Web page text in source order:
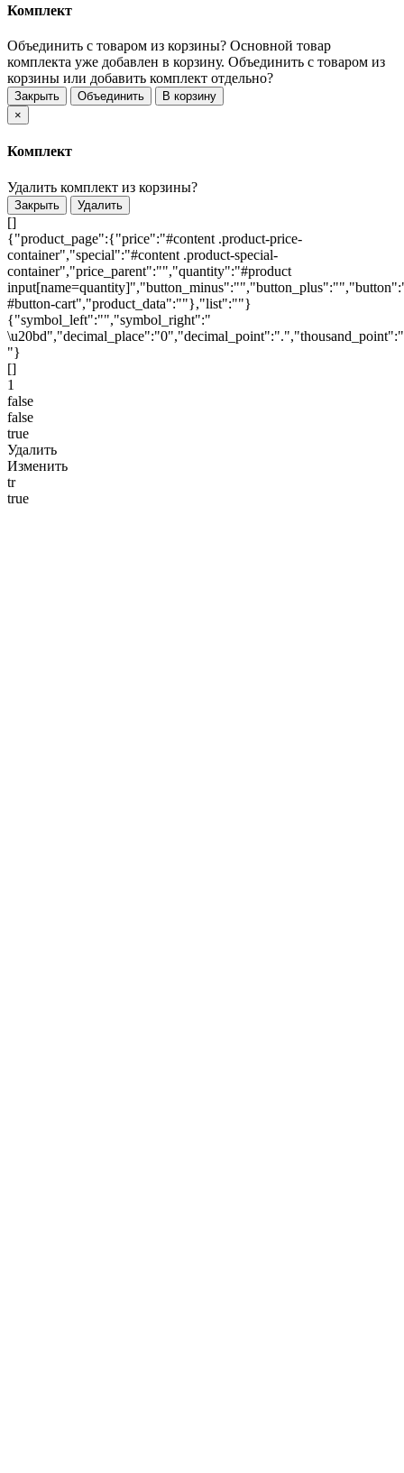
Комплект
Объединить с товаром из корзины? Основной товар
комплекта уже добавлен в корзину. Объединить с товаром из
корзины или добавить комплект отдельно?
Закрыть Объединить
В корзину
×
Комплект
Удалить комплект из корзины?
Закрыть Удалить
[]
{"product_page":{"price":"#content .product-price-
container","special":"#content .product-special-
container","price_parent":"","quantity":"#product
#button-cart","product_data":""},"list":""}
{"symbol_left":"","symbol_right":"
\u20bd","decimal_place":"0","decimal_point":".","thousand_point":"
"}
[]
1
false
false
true
Удалить
Изменить
tr
true